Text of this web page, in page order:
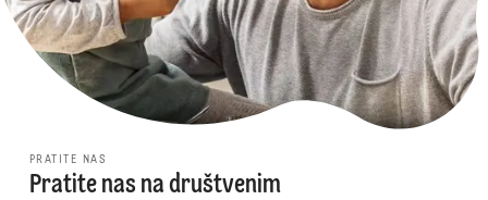
PRATITE NAS
Pratite nas na društvenim